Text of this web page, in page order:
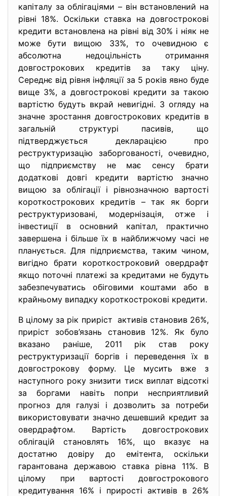
капіталу за облігаціями – він встановлений на
рівні 18%. Оскільки ставка на довгострокові
кредити встановлена на рівні від 30% і ніяк не
може бути вищою 33%, то очевидною є
абсолютна недоцільність отримання
довгострокових кредитів за таку ціну.
Середнє від рівня інфляції за 5 років явно буде
вище 3%, а довгострокові кредити за такою
вартістю будуть вкрай невигідні. З огляду на
значне зростання довгострокових кредитів в
загальній структурі пасивів, що
підтверджується декларацією про
реструктуризацію заборгованості, очевидно,
що підприємству не має сенсу брати
додаткові довгі кредити вартістю значно
вищою за облігації і рівнозначною вартості
короткострокових кредитів – так як борги
реструктуризовані, модернізація, отже і
інвестиції в основний капітал, практично
завершена і більше їх в найближчому часі не
планується. Для підприємства, таким чином,
вигідно брати короткостроковий овердрафт
якщо поточні платежі за кредитами не будуть
забезпечуватись обіговими коштами або в
крайньому випадку короткострокові кредити.
В цілому за рік приріст активів становив 26%,
приріст зобов’язань становив 12%. Як було
вказано раніше, 2011 рік став року
реструктуризації боргів і переведення їх в
довгострокову форму. Це мусить вже з
наступного року знизити тиск виплат відсоткі
за боргами навіть попри несприятливий
прогноз для галузі і дозволить за потреби
використовувати значно дешевший кредит за
овердрафтом. Вартість довгострокових
облігацій становлять 16%, що вказує на
достатню довіру до емітента, оскільки
гарантована державою ставка рівна 11%. В
цілому при вартості довгострокового
кредитування 16% і прирості активів в 26%